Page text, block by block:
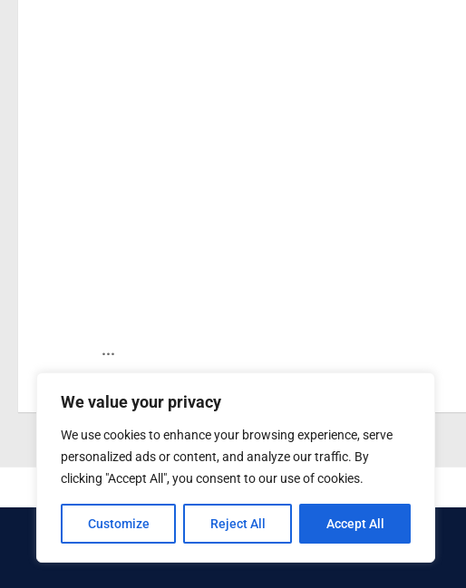
We value your privacy
We use cookies to enhance your browsing experience, serve
personalized ads or content, and analyze our traffic. By
clicking "Accept All", you consent to our use of cookies.
Customize Reject All Accept All
...
Startseite Verein Training
Basket Dragons Marzahn e.V. © 2026. Alle Rechte vorbehalten.